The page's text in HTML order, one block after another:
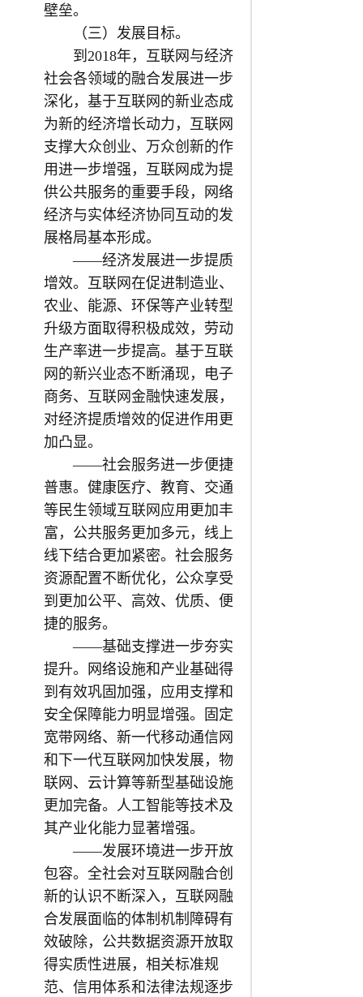
壁垒。
（三）发展目标。
到2018年，互联网与经济
社会各领域的融合发展进一步
深化，基于互联网的新业态成
为新的经济增长动力，互联网
支撑大众创业、万众创新的作
用进一步增强，互联网成为提
供公共服务的重要手段，网络
经济与实体经济协同互动的发
展格局基本形成。
——经济发展进一步提质
增效。互联网在促进制造业、
农业、能源、环保等产业转型
升级方面取得积极成效，劳动
生产率进一步提高。基于互联
网的新兴业态不断涌现，电子
商务、互联网金融快速发展，
对经济提质增效的促进作用更
加凸显。
——社会服务进一步便捷
普惠。健康医疗、教育、交通
等民生领域互联网应用更加丰
富，公共服务更加多元，线上
线下结合更加紧密。社会服务
资源配置不断优化，公众享受
到更加公平、高效、优质、便
捷的服务。
——基础支撑进一步夯实
提升。网络设施和产业基础得
到有效巩固加强，应用支撑和
安全保障能力明显增强。固定
宽带网络、新一代移动通信网
和下一代互联网加快发展，物
联网、云计算等新型基础设施
更加完备。人工智能等技术及
其产业化能力显著增强。
——发展环境进一步开放
包容。全社会对互联网融合创
新的认识不断深入，互联网融
合发展面临的体制机制障碍有
效破除，公共数据资源开放取
得实质性进展，相关标准规
范、信用体系和法律法规逐步